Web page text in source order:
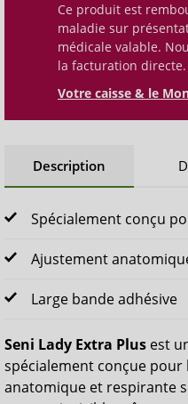
Ce produit est
maladie sur
médicale valable.
la facturation directe.
Votre caisse & le
Description
Spécialement conçu
Ajustement
Large bande adhésive
Seni Lady Extra Plus est
spécialement conçue
anatomique et respirante